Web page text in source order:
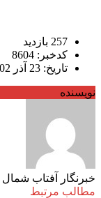
257 بازدید
کدخبر: 8604
تاریخ: 23 آذر 1402
نویسنده
خبرنگار آفتاب شمال
مطالب مرتبط